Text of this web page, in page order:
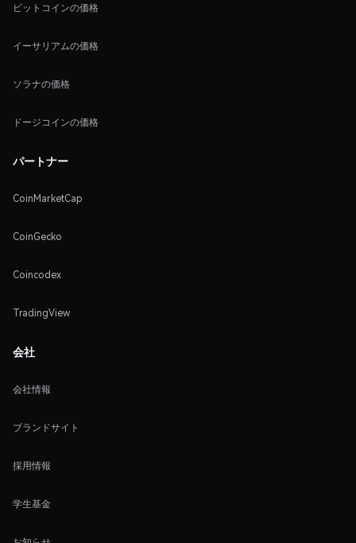
ビットコインの価格
イーサリアムの価格
ソラナの価格
ドージコインの価格
パートナー
CoinMarketCap
CoinGecko
Coincodex
TradingView
会社
会社情報
ブランドサイト
採用情報
学生基金